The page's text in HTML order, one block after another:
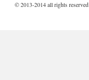
© 2013-2014 all rights reserved